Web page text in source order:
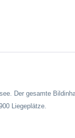
Der gesamte
Liegeplätze.